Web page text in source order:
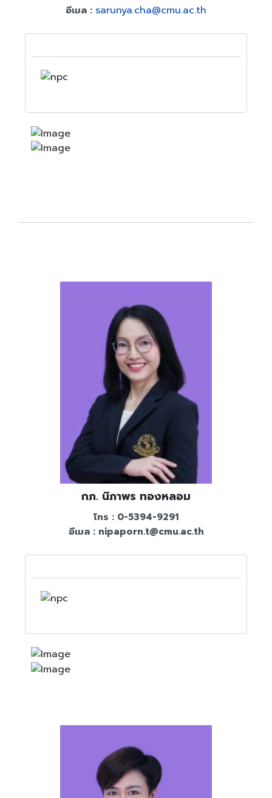
อีเมล : sarunya.cha@cmu.ac.th
กภ. นิภาพร ทองหลอม
โทร : 0-5394-9291
อีเมล : nipaporn.t@cmu.ac.th